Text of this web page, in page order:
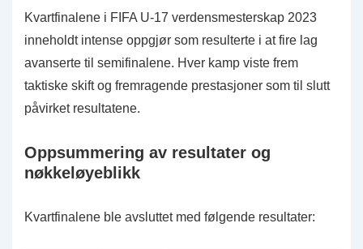
Kvartfinalene i FIFA U-17 verdensmesterskap 2023
inneholdt intense oppgjør som resulterte i at fire lag
avanserte til semifinalene. Hver kamp viste frem
taktiske skift og fremragende prestasjoner som til slutt
påvirket resultatene.
Oppsummering av resultater og
nøkkeløyeblikk
Kvartfinalene ble avsluttet med følgende resultater: